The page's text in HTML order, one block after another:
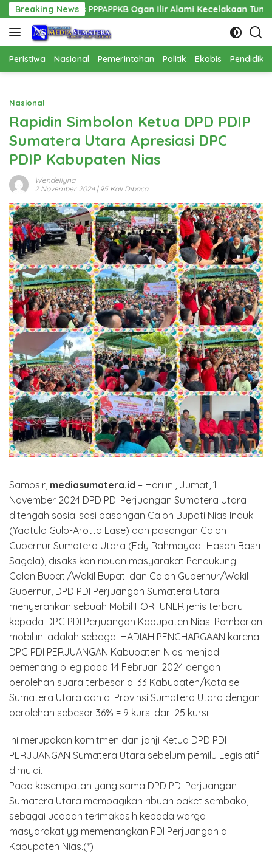
Langsung
ke
konten
Breaking News
PPPAPPKB Ogan Ilir Alami Kecelakaan Tunggal
Peristiwa Nasional Pemerintahan Politik Ekobis
Nasional
Rapidin Simbolon Ketua DPD PDIP
Sumatera Utara Apresiasi DPC
PDIP Kabupaten Nias
Wendeilyna
2 November 2024| 95 Kali Dibaca
Samosir, mediasumatera.id – Hari ini, Jumat, 1
November 2024 DPD PDI Perjuangan Sumatera Utara
ditengah sosialisasi pasangan Calon Bupati Nias Induk
(Yaatulo Gulo-Arotta Lase) dan pasangan Calon
Gubernur Sumatera Utara (Edy Rahmayadi-Hasan Basri
Sagala), disaksikan ribuan masyarakat Pendukung
Calon Bupati/Wakil Bupati dan Calon Gubernur/Wakil
Gubernur, DPD PDI Perjuangan Sumatera Utara
menyerahkan sebuah Mobil FORTUNER jenis terbaru
kepada DPC PDI Perjuangan Kabupaten Nias. Pemberian
mobil ini adalah sebagai HADIAH PENGHARGAAN karena
DPC PDI PERJUANGAN Kabupaten Nias menjadi
pemenang pileg pada 14 Februari 2024 dengan
perolehan suara terbesar di 33 Kabupaten/Kota se
Sumatera Utara dan di Provinsi Sumatera Utara dengan
perolehan sebesar 36% = 9 kursi dari 25 kursi.
Ini merupakan komitmen dan janji Ketua DPD PDI
PERJUANGAN Sumatera Utara sebelum pemilu Legislatif
dimulai.
Pada kesempatan yang sama DPD PDI Perjuangan
Sumatera Utara membagikan ribuan paket sembako,
sebagai ucapan terimakasih kepada warga
masyarakat yg memenangkan PDI Perjuangan di
Kabupaten Nias.(*)